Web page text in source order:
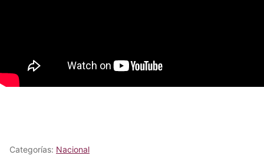
Categorías: Nacional